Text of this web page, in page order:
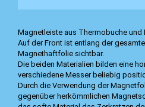
Magnetleiste aus Thermobuche
Auf der Front ist entlang der
Magnethaftfolie sichtbar.
Die beiden Materialien bilden eine
verschiedene Messer beliebig
Durch die Verwendung der
gegenüber herkömmlichen